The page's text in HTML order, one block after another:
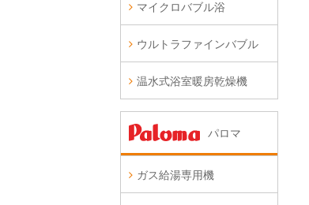
マイクロバブル浴
ウルトラファインバブル
温水式浴室暖房乾燥機
パロマ
ガス給湯専用機